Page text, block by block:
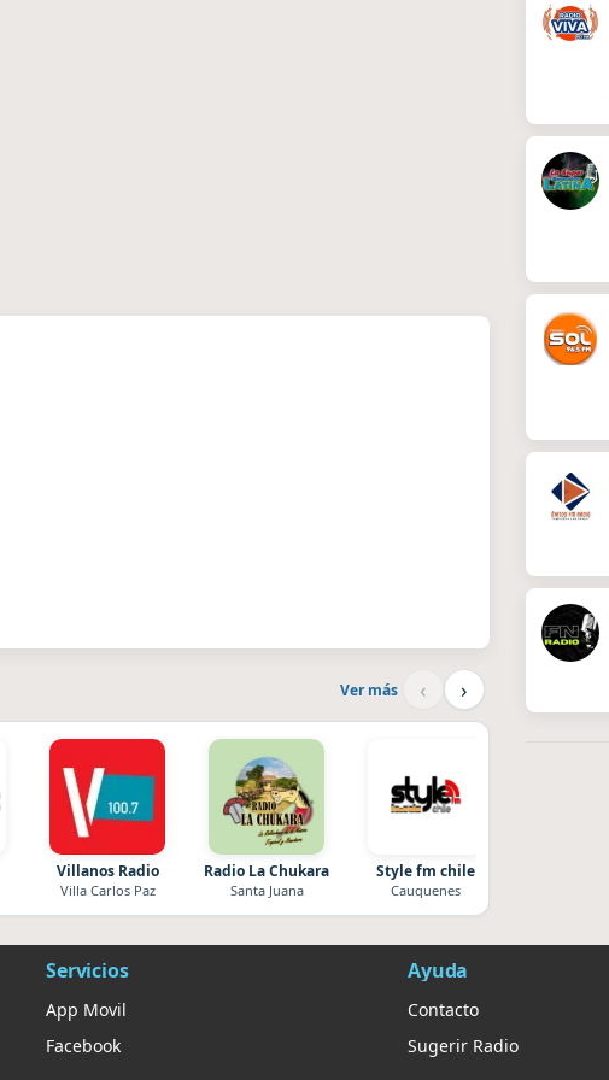
Ver más ‹ ›
Villanos Radio
Villa Carlos Paz
Radio La Chukara
Santa Juana
Style fm chile
Cauquenes
Servicios
App Movil
Facebook
Ayuda
Contacto
Sugerir Radio